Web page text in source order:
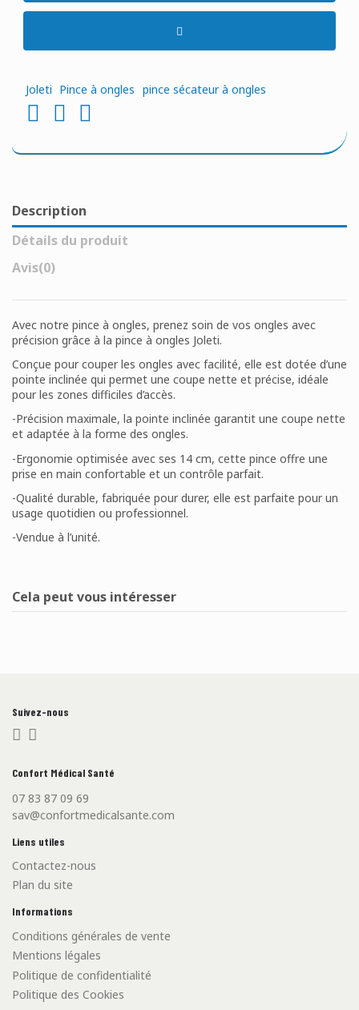
Joleti Pince à ongles pince sécateur à ongles
Description
Détails du produit
Avis(0)
Avec notre pince à ongles, prenez soin de vos ongles avec
précision grâce à la pince à ongles Joleti.
Conçue pour couper les ongles avec facilité, elle est dotée d’une
pointe inclinée qui permet une coupe nette et précise, idéale
pour les zones difficiles d’accès.
-Précision maximale, la pointe inclinée garantit une coupe nette
et adaptée à la forme des ongles.
-Ergonomie optimisée avec ses 14 cm, cette pince offre une
prise en main confortable et un contrôle parfait.
-Qualité durable, fabriquée pour durer, elle est parfaite pour un
usage quotidien ou professionnel.
-Vendue à l’unité.
Cela peut vous intéresser
Informations
Conditions générales de vente
Mentions légales
Politique de confidentialité
Politique des Cookies
Liens utiles
Contactez-nous
Plan du site
Confort Médical Santé
07 83 87 09 69
sav@confortmedicalsante.com
Suivez-nous